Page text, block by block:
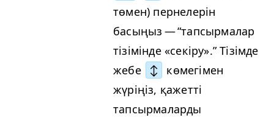
төмен) пернелерін
басыңыз —“тапсырмалар
тізімінде «секіру».” Тізімде
жебе
↕
көмегімен
жүріңіз, қажетті
тапсырмаларды